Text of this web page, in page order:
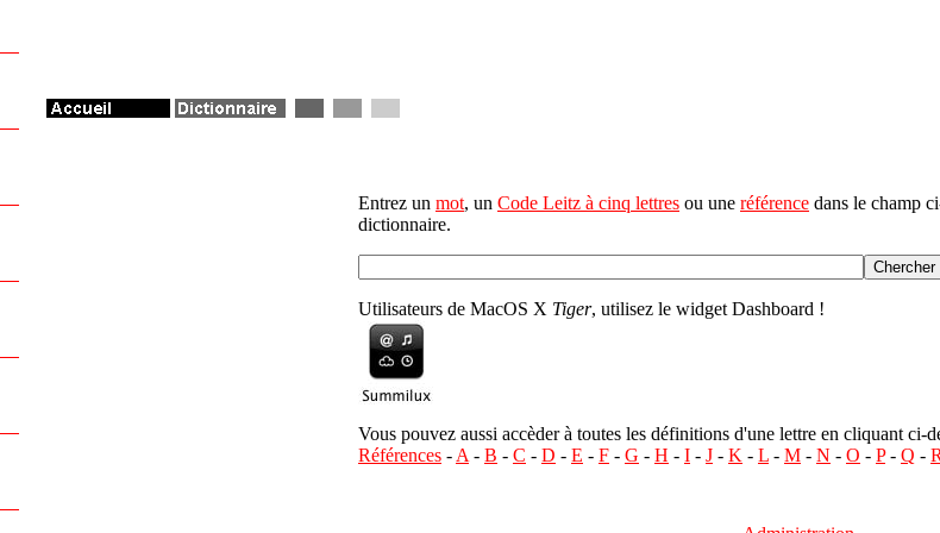
Entrez un mot, un Code Leitz à cinq lettres ou une référence dans le champ
dictionnaire.
Utilisateurs de MacOS X Tiger, utilisez le widget Dashboard !
Vous pouvez aussi accèder à toutes les définitions d'une lettre en cliquant ci-
Références - A - B - C - D - E - F - G - H - I - J - K - L - M - N - O - P- Q - R